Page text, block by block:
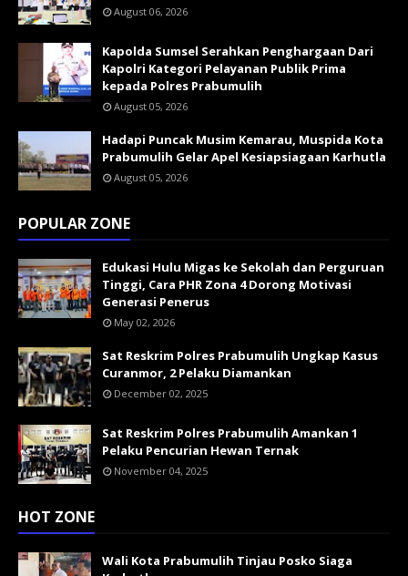
August 06, 2026
Kapolda Sumsel Serahkan Penghargaan Dari
Kapolri Kategori Pelayanan Publik Prima
kepada Polres Prabumulih
August 05, 2026
Hadapi Puncak Musim Kemarau, Muspida Kota
Prabumulih Gelar Apel Kesiapsiagaan Karhutla
August 05, 2026
POPULAR ZONE
Edukasi Hulu Migas ke Sekolah dan Perguruan
Tinggi, Cara PHR Zona 4 Dorong Motivasi
Generasi Penerus
May 02, 2026
Sat Reskrim Polres Prabumulih Ungkap Kasus
Curanmor, 2 Pelaku Diamankan
December 02, 2025
Sat Reskrim Polres Prabumulih Amankan 1
Pelaku Pencurian Hewan Ternak
November 04, 2025
HOT ZONE
Wali Kota Prabumulih Tinjau Posko Siaga